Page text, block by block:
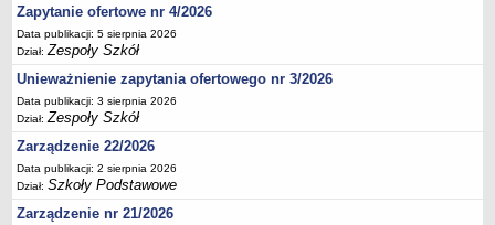
Sprawozdania
Deklaracja dostępności
PORADNIE PSYCHOLOGICZNO-PEDAGOGICZNE
Zespół Poradni
BIURO FINANSÓW OŚWIATY
Dane podstawowe
Statut
Majątek
Zapytanie ofertowe nr 4/2026
Data publikacji: 5 sierpnia 2026
Dział:Zespoły Szkół
Unieważnienie zapytania ofertowego nr 3/2026
Data publikacji: 3 sierpnia 2026
Dział:Zespoły Szkół
Zarządzenie 22/2026
Data publikacji: 2 sierpnia 2026
Dział:Szkoły Podstawowe
Zarządzenie nr 21/2026